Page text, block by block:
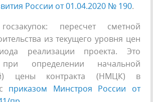
России от 01.04.2020 № 190.
пересчет сметной
из текущего уровня цен
реализации проекта. Это
определении начальной
цены контракта (НМЦК) в
приказом Минстроя России от